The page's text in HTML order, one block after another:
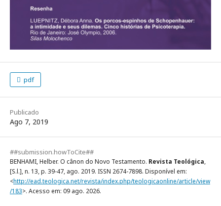
pdf
Publicado
Ago 7, 2019
##submission.howToCite##
BENHAMI, Helber. O cânon do Novo Testamento. Revista Teológica,
[S.l.], n. 13, p. 39-47, ago. 2019. ISSN 2674-7898. Disponível em:
<http://ead.teologica.net/revista/index.php/teologicaonline/article/view
/183>. Acesso em: 09 ago. 2026.